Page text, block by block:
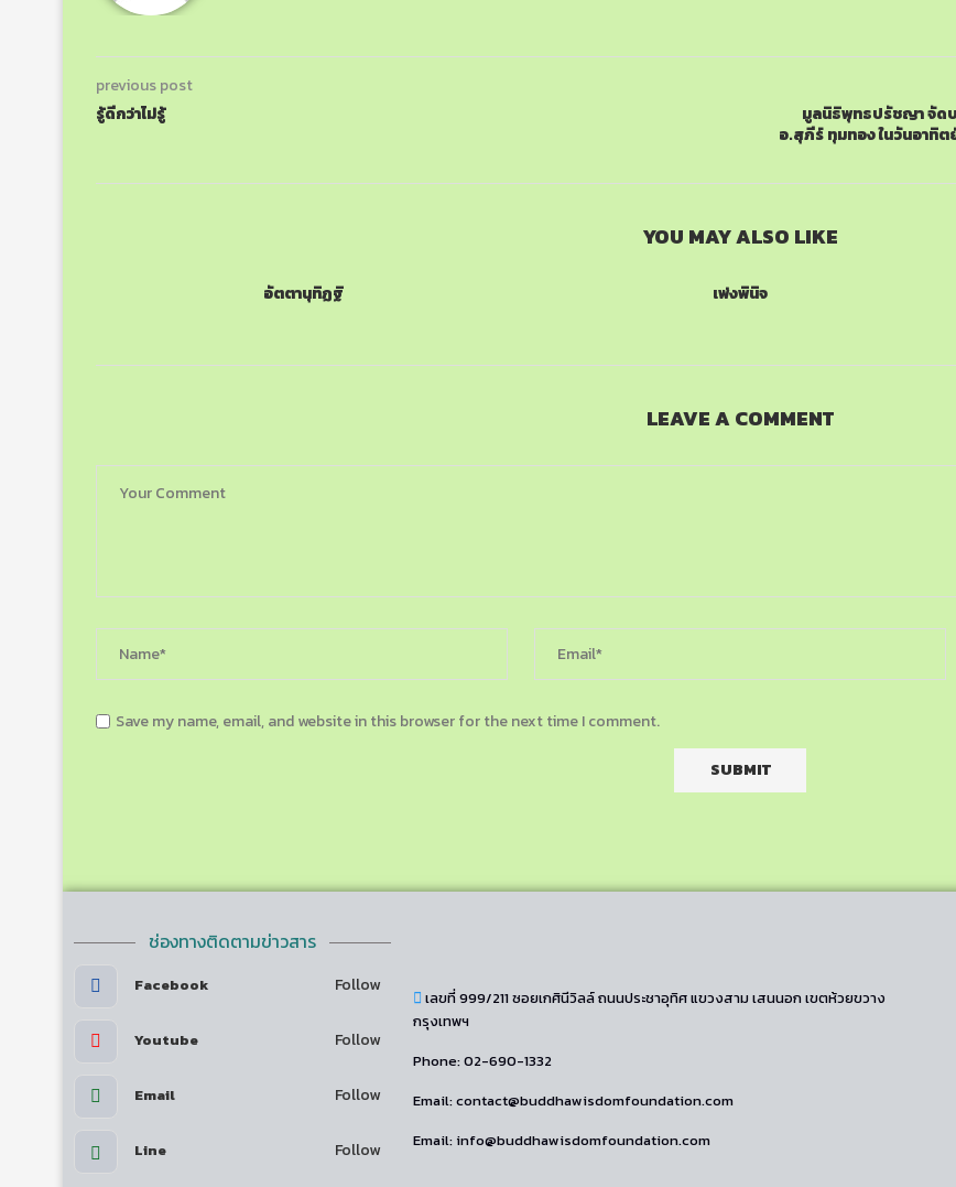
previous post
รู้ดีกว่าไม่รู้
มูลนิธิพุทธปรัชญา จัดบ
อ.สุภีร์ ทุมทอง ในวันอาทิ
YOU MAY ALSO LIKE
อัตตานุทิฏฐิ เพ่งพินิจ
LEAVE A COMMENT
Save my name, email, and website in this browser for the next time I comment.
ช่องทางติดตามข่าวสาร
Facebook Follow
Youtube Follow
Email Follow
Line Follow
เลขที่ 999/211 ซอยเกศินีวิลล์ ถนนประชาอุทิศ แขวงสาม เสนนอก เขตห้วยขวาง
กรุงเทพฯ
Phone: 02-690-1332
Email: contact@buddhawisdomfoundation.com
Email: info@buddhawisdomfoundation.com